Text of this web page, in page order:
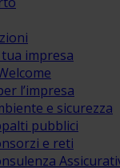
impresa
l’impresa
e sicurezza
pubblici
e reti